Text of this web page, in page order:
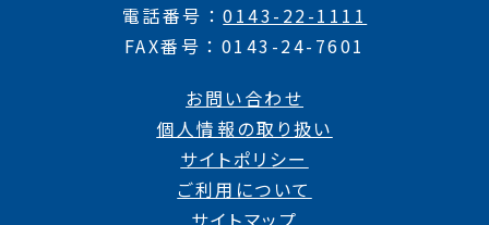
電話番号
0143-22-1111
FAX番号
0143-24-7601
お問い合わせ
個人情報の取り扱い
サイトポリシー
ご利用について
サイトマップ